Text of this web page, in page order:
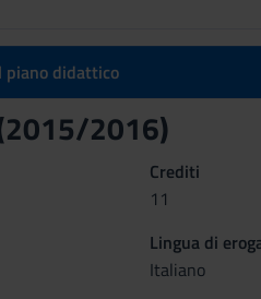
piano didattico
2016)
Crediti
11
Lingua di
Italiano